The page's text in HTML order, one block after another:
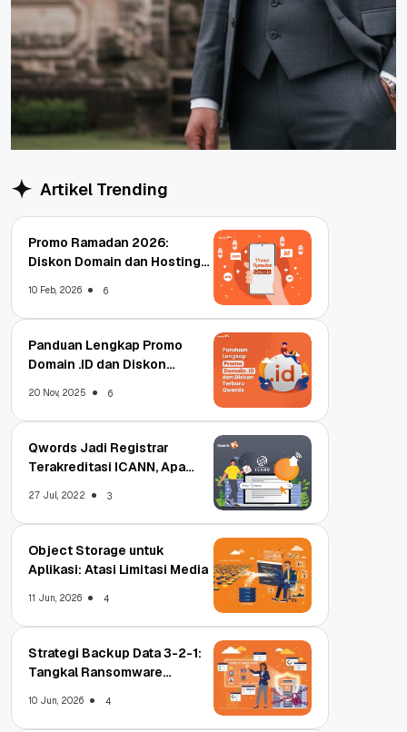
Artikel Trending
Promo Ramadan 2026:
Diskon Domain dan Hosting
10 Feb, 2026 6
Panduan Lengkap Promo
Domain .ID dan Diskon
20 Nov, 2025 6
Qwords Jadi Registrar
Terakreditasi ICANN, Apa
27 Jul, 2022 3
Object Storage untuk
Aplikasi: Atasi Limitasi Media
11 Jun, 2026 4
Strategi Backup Data 3-2-1:
Tangkal Ransomware
10 Jun, 2026 4